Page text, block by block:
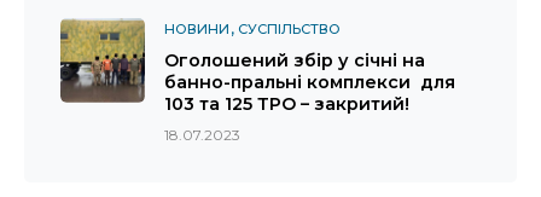
НОВИНИ СУСПІЛЬСТВО
Оголошений збір у січні на
банно-пральні комплекси для
103 та 125 ТРО – закритий!
18.07.2023